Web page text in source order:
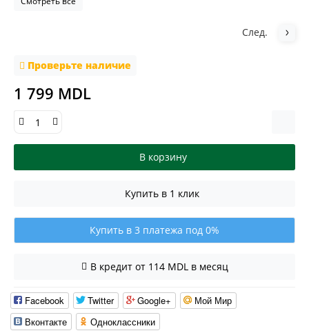
След.
Проверьте наличие
1 799 MDL
В корзину
Купить в 1 клик
Купить в 3 платежа под 0%
В кредит от 114 MDL в месяц
Facebook Twitter Google+
Мой Мир
Вконтакте
Одноклассники